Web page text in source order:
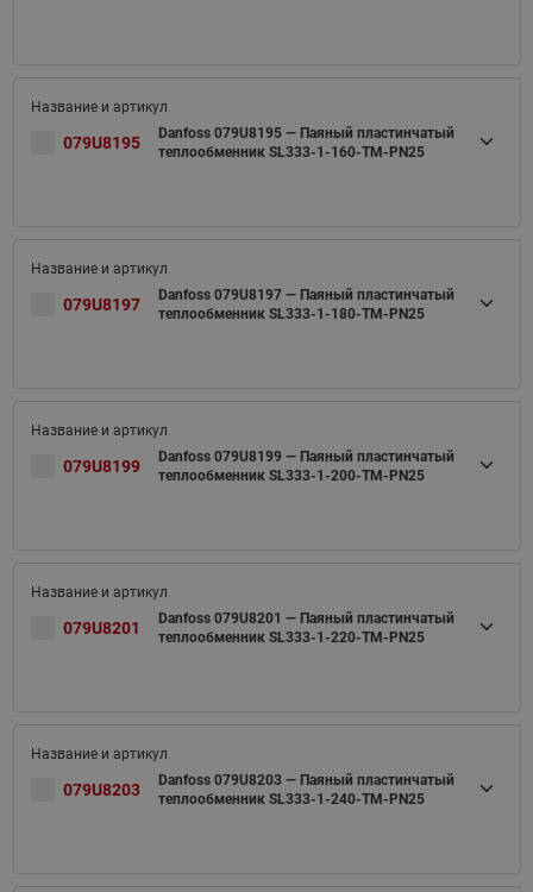
079U8195
Danfoss 079U8195 — Паяный пластинчатый
теплообменник SL333-1-160-TM-PN25
079U8197
Danfoss 079U8197 — Паяный пластинчатый
теплообменник SL333-1-180-TM-PN25
079U8199
Danfoss 079U8199 — Паяный пластинчатый
теплообменник SL333-1-200-TM-PN25
079U8201
Danfoss 079U8201 — Паяный пластинчатый
теплообменник SL333-1-220-TM-PN25
079U8203
Danfoss 079U8203 — Паяный пластинчатый
теплообменник SL333-1-240-TM-PN25